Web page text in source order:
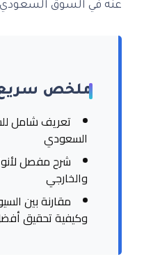
عنه في السوق السعودي
ملخص
تعريف شامل
السعودي
شرح مفصل
والخارجي
مقارنة بين
وكيفية تحقيق